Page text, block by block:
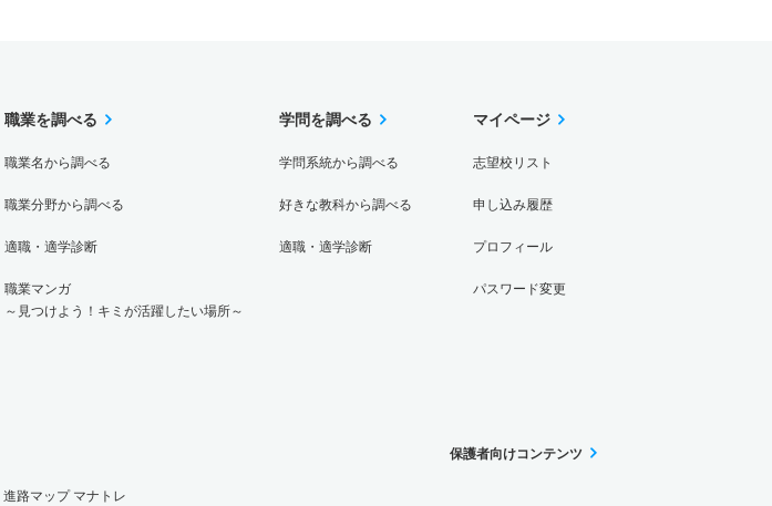
職業を調べる
職業名から調べる
職業分野から調べる
適職・適学診断
職業マンガ
～見つけよう！キミが活躍したい場所～
学問を調べる
学問系統から調べる
好きな教科から調べる
適職・適学診断
マイページ
志望校リスト
申し込み履歴
プロフィール
パスワード変更
進路マップ マナトレ
保護者向けコンテンツ